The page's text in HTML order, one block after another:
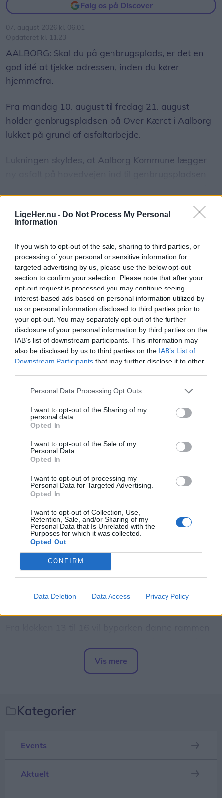
LigeHer.nu - Do Not Process My Personal
Information
If you wish to opt-out of the sale, sharing to third parties, or
processing of your personal or sensitive information for
targeted advertising by us, please use the below opt-out
section to confirm your selection. Please note that after your
opt-out request is processed you may continue seeing
interest-based ads based on personal information utilized by
us or personal information disclosed to third parties prior to
your opt-out. You may separately opt-out of the further
disclosure of your personal information by third parties on the
IAB’s list of downstream participants. This information may
also be disclosed by us to third parties on the IAB’s List of
Downstream Participants that may further disclose it to other
Personal Data Processing Opt Outs
I want to opt-out of the Sharing of my
personal data.
Opted In
I want to opt-out of the Sale of my
Personal Data.
Opted In
I want to opt-out of processing my
Personal Data for Targeted Advertising.
Opted In
I want to opt-out of Collection, Use,
Retention, Sale, and/or Sharing of my
Personal Data that Is Unrelated with the
Purposes for which it was collected.
Opted Out
CONFIRM
Data Deletion Data Access Privacy Policy
Følg os på Discover
07. august 2026 kl. 06.01
Opdateret kl. 11.23
AALBORG: Skal du på genbrugsplads, er det en
god idé at tjekke adressen, inden du kører
hjemmefra.
Fra mandag 10. august til fredag 21. august
holder genbrugspladsen på Over Kæret i Aalborg
lukket på grund af asfaltarbejde.
Lukningen skyldes, at Aalborg Kommune lægger
Mens genbrugspladsen er lukket, henvises
besøgende til området andre pladser.
Sundsholmen Genbrugsplads, Nørresundby, som
har adressen Sundsholmen 20, 9400
Nørresundby.
Åbningstiderne er mandag til fredag kl. 10.00-
18.00 og lørdag samt søndag kl. 08.00-18.00.
Storvorde Genbrugsplads, der har adressen
Engvej 26, 9280 Storvorde.
18.00 og lørdag samt søndag kl. 10.00-18.00.
Asfaltarbejdet er planlagt til uge 33 og 34. Hvis
tidsplanen holder, genåbner genbrugspladsen på
Del artikel
Aktuelt
blomster og haveliv
Emilie Nesheim Shaw
07. august 2026 kl. 14.00
Opdateret kl. 14.17
haven, eller vil du bare nyde et par hyggelige
timer i grønne omgivelser?
Søndag 16. august inviterer Haveselskabet
Aalborg i samarbejde med Vester Hassing
Hassing.
både glade haveamatører og professionelle
virksomheder sælger haverelaterede varer.
Vis mere
Kategorier
Events
Aktuelt